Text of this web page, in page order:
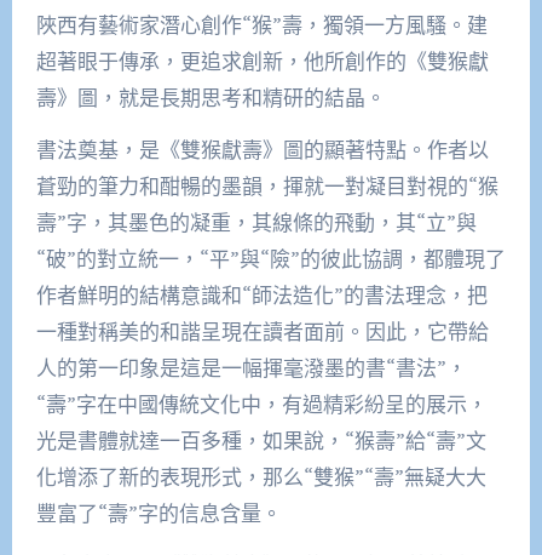
陜西有藝術家潛心創作“猴”壽，獨領一方風騷。建
超著眼于傳承，更追求創新，他所創作的《雙猴獻
壽》圖，就是長期思考和精研的結晶。
書法奠基，是《雙猴獻壽》圖的顯著特點。作者以
蒼勁的筆力和酣暢的墨韻，揮就一對凝目對視的“猴
壽”字，其墨色的凝重，其線條的飛動，其“立”與
“破”的對立統一，“平”與“險”的彼此協調，都體現了
作者鮮明的結構意識和“師法造化”的書法理念，把
一種對稱美的和諧呈現在讀者面前。因此，它帶給
人的第一印象是這是一幅揮毫潑墨的書“書法”，
“壽”字在中國傳統文化中，有過精彩紛呈的展示，
光是書體就達一百多種，如果說，“猴壽”給“壽”文
化增添了新的表現形式，那么“雙猴”“壽”無疑大大
豐富了“壽”字的信息含量。